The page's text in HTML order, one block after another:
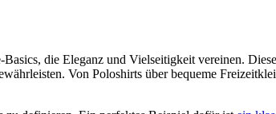
die Eleganz und Vielseitigkeit vereinen.
Von Poloshirts über bequeme